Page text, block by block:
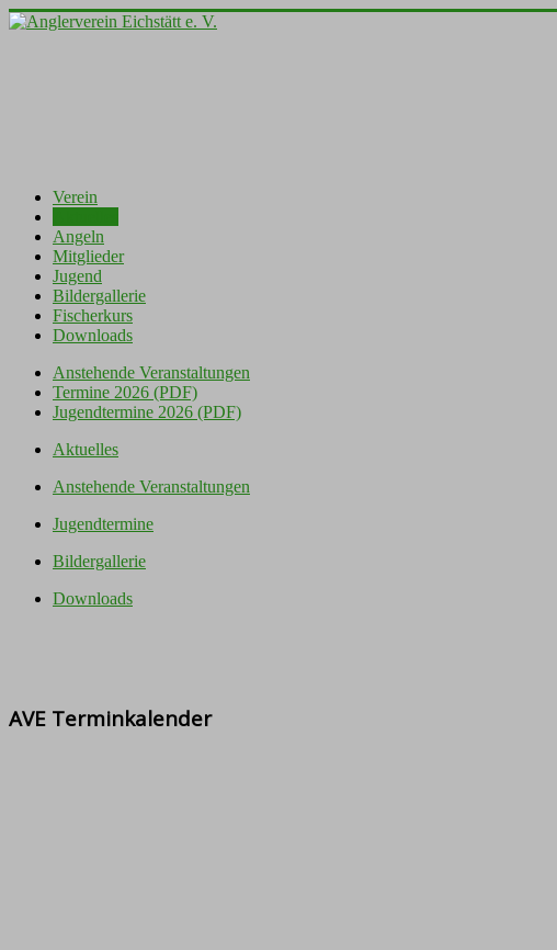
Verein
Angeln
Mitglieder
Jugend
Bildergallerie
Fischerkurs
Downloads
Anstehende Veranstaltungen
Termine 2026 (PDF)
Jugendtermine 2026 (PDF)
Aktuelles
Anstehende Veranstaltungen
Jugendtermine
Bildergallerie
Downloads
AVE Terminkalender